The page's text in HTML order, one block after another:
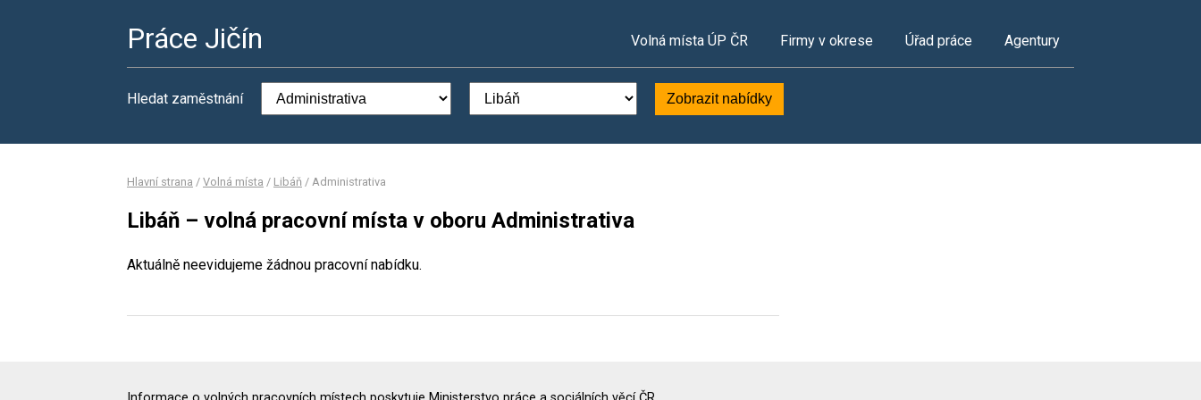
Práce Jičín Volná místa ÚP ČR Firmy v okrese Úřad práce Agentury
Hledat zaměstnání Zobrazit nabídky
Hlavní strana / Volná místa / Libáň / Administrativa
Libáň – volná pracovní místa v oboru Administrativa
Aktuálně neevidujeme žádnou pracovní nabídku.